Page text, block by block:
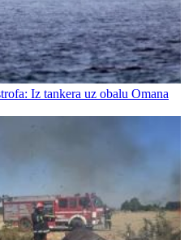
Iz tankera uz obalu Omana